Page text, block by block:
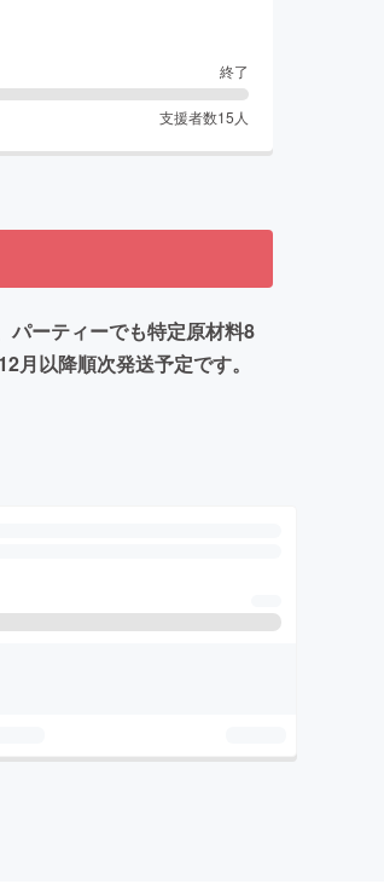
終了
支援者数15 人
パーティーでも特定原材料8
以降順次発送予定です。